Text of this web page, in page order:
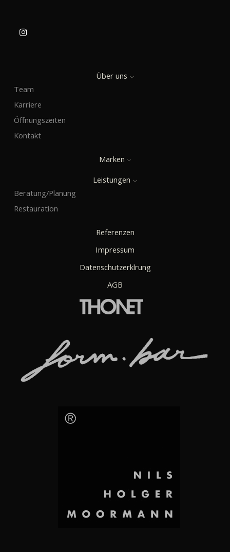
Über uns
Team
Karriere
Öffnungszeiten
Kontakt
Marken
Leistungen
Beratung/Planung
Restauration
Referenzen
Impressum
Datenschutzerklrung
AGB